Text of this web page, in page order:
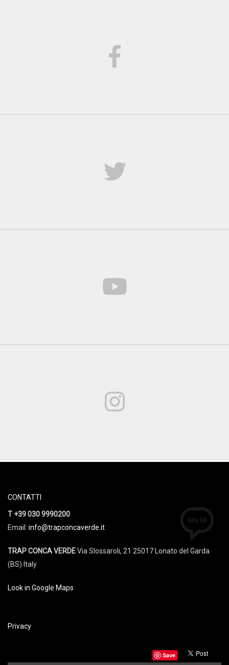
CONTATTI
T +39 030 9990200
Email: info@trapconcaverde.it
TRAP CONCA VERDEVia Slossaroli, 21 25017 Lonato del Garda
(BS) Italy
Look in Google Maps
Privacy
Save